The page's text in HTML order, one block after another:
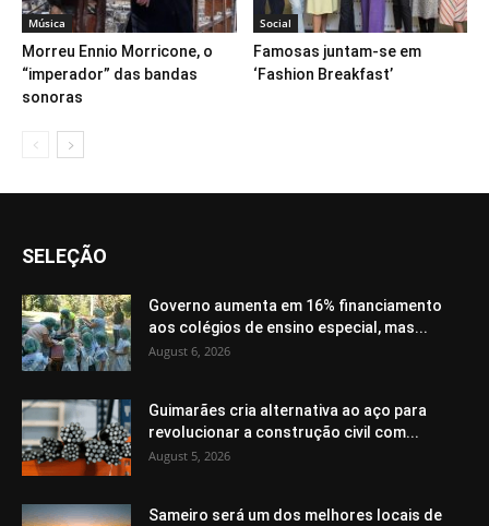
Música
Morreu Ennio Morricone, o
“imperador” das bandas
sonoras
Social
Famosas juntam-se em
‘Fashion Breakfast’
SELEÇÃO
Governo aumenta em 16% financiamento
aos colégios de ensino especial, mas...
August 6, 2026
Guimarães cria alternativa ao aço para
revolucionar a construção civil com...
August 5, 2026
Sameiro será um dos melhores locais de